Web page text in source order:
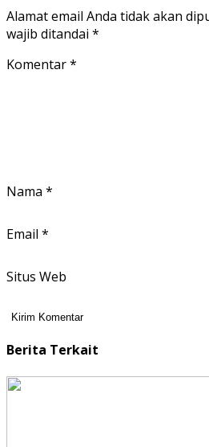
Alamat email Anda tidak akan
wajib ditandai *
Komentar*
Nama *
Email *
Situs Web
Berita Terkait